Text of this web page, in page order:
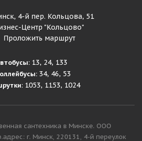
4-й пер. Кольцова, 51
Центр "Кольцово"
Проложить маршрут
13, 24, 133
34, 46, 53
1053, 1153, 1024
сантехника в Минске. ООО
г. Минск, 220131, 4-й переулок